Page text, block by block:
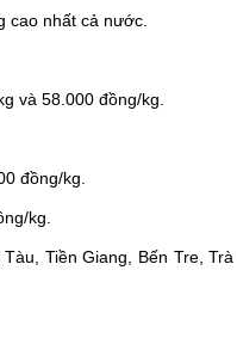
cao nhất cả nước.
và 58.000 đồng/kg.
đồng/kg.
kg.
Tiền Giang, Bến Tre, Trà